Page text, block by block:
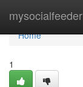
mysocialfeeder
Home
Home
1